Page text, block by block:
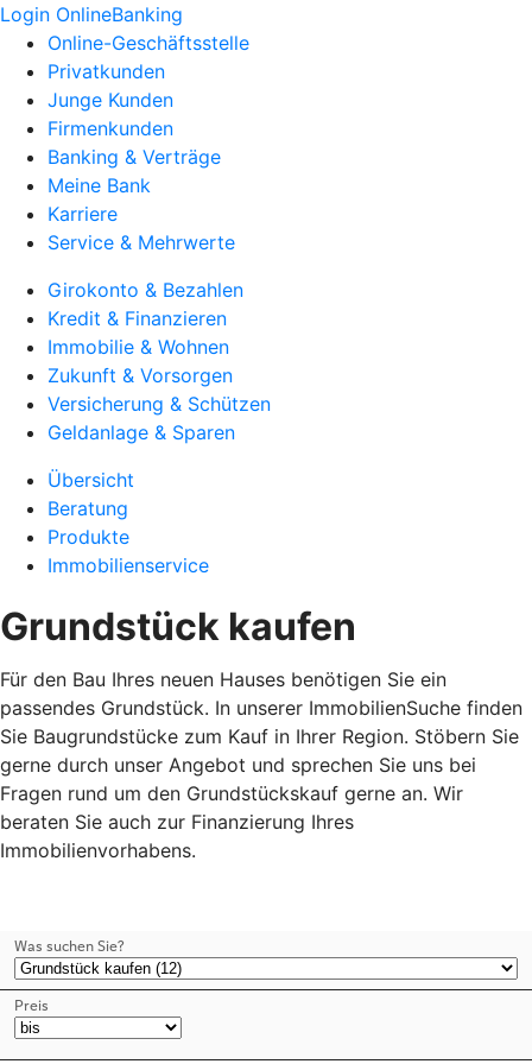
Login OnlineBanking
Online-Geschäftsstelle
Privatkunden
Junge Kunden
Firmenkunden
Banking & Verträge
Meine Bank
Karriere
Service & Mehrwerte
Girokonto & Bezahlen
Kredit & Finanzieren
Immobilie & Wohnen
Zukunft & Vorsorgen
Versicherung & Schützen
Geldanlage & Sparen
Übersicht
Beratung
Produkte
Immobilienservice
Grundstück kaufen
Für den Bau Ihres neuen Hauses benötigen Sie ein
passendes Grundstück. In unserer ImmobilienSuche finden
Sie Baugrundstücke zum Kauf in Ihrer Region. Stöbern Sie
gerne durch unser Angebot und sprechen Sie uns bei
Fragen rund um den Grundstückskauf gerne an. Wir
beraten Sie auch zur Finanzierung Ihres
Immobilienvorhabens.